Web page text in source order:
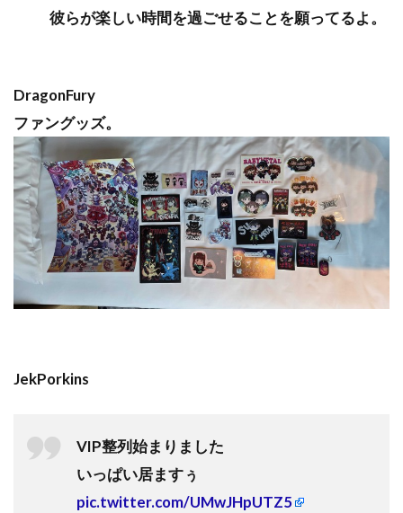
彼らが楽しい時間を過ごせることを願ってるよ。
DragonFury
ファングッズ。
JekPorkins
VIP整列始まりました
いっぱい居ますぅ
pic.twitter.com/UMwJHpUTZ5